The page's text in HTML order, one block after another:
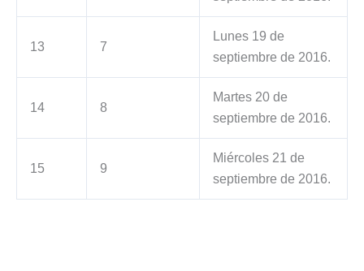
13 7
Lunes 19 de
septiembre de 2016.
14 8
Martes 20 de
septiembre de 2016.
15 9
Miércoles 21 de
septiembre de 2016.